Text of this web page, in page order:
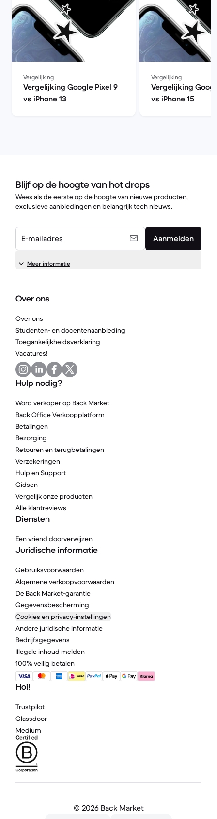
Vergelijking
Vergelijking Google Pixel 9
vs iPhone 13
Vergelijking
Vergelijking
vs iPhone 15
Blijf op de hoogte van hot drops
Wees als de eerste op de hoogte van nieuwe producten,
exclusieve aanbiedingen en belangrijk tech nieuws.
E-mailadres Aanmelden
Meer informatie
Over ons
Over ons
Studenten- en docentenaanbieding
Toegankelijkheidsverklaring
Vacatures!
Hulp nodig?
Word verkoper op Back Market
Back Office Verkoopplatform
Betalingen
Bezorging
Retouren en terugbetalingen
Verzekeringen
Hulp en Support
Gidsen
Vergelijk onze producten
Alle klantreviews
Diensten
Een vriend doorverwijzen
Juridische informatie
Gebruiksvoorwaarden
Algemene verkoopvoorwaarden
De Back Market-garantie
Gegevensbescherming
Cookies en privacy-instellingen
Andere juridische informatie
Bedrijfsgegevens
Illegale inhoud melden
100% veilig betalen
Hoi!
Trustpilot
Glassdoor
Medium
© 2026 Back Market